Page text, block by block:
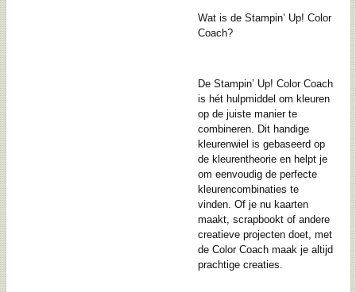
Wat is de Stampin’ Up! Color
Coach?
De Stampin’ Up! Color Coach
is hét hulpmiddel om kleuren
op de juiste manier te
combineren. Dit handige
kleurenwiel is gebaseerd op
de kleurentheorie en helpt je
om eenvoudig de perfecte
kleurencombinaties te
vinden. Of je nu kaarten
maakt, scrapbookt of andere
creatieve projecten doet, met
de Color Coach maak je altijd
prachtige creaties.